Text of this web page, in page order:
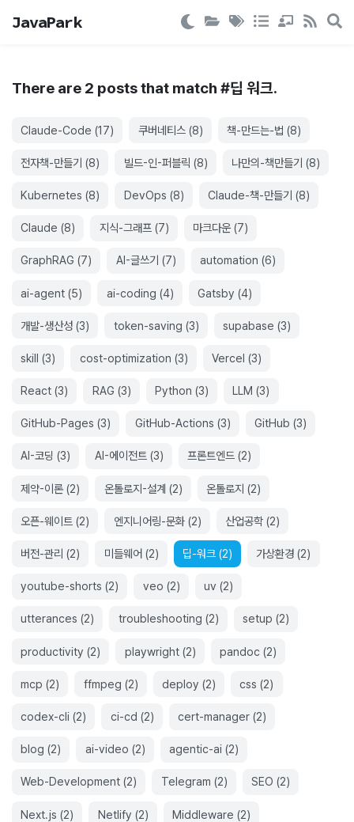
JavaPark
There are 2 poststhat match #딥 워크.
Claude-Code (17) 쿠버네티스(8) 책-만드는-법 (8)
전자책-만들기 (8) 빌드-인-퍼블릭 (8) 나만의-책만들기 (8)
Kubernetes (8) DevOps (8) Claude-책-만들기 (8)
Claude (8) 지식-그래프 (7) 마크다운(7)
GraphRAG (7) AI-글쓰기 (7) automation (6)
ai-agent (5) ai-coding (4) Gatsby (4)
개발-생산성 (3) token-saving (3) supabase (3)
skill (3) cost-optimization (3) Vercel (3)
React (3) RAG (3) Python (3) LLM (3)
GitHub-Pages (3) GitHub-Actions (3) GitHub (3)
AI-코딩 (3) AI-에이전트(3) 프론트엔드(2)
제약-이론 (2) 온톨로지-설계 (2) 온톨로지 (2)
오픈-웨이트 (2) 엔지니어링-문화(2) 산업공학(2)
버전-관리 (2) 미들웨어 (2) 딥-워크(2) 가상환경 (2)
youtube-shorts (2) veo (2) uv (2)
utterances (2) troubleshooting (2) setup (2)
productivity (2) playwright(2) pandoc (2)
mcp (2) ffmpeg (2) deploy (2) css (2)
codex-cli (2) ci-cd (2) cert-manager(2)
blog (2) ai-video (2) agentic-ai(2)
Web-Development (2) Telegram (2) SEO (2)
Next.js (2) Netlify (2) Middleware (2)